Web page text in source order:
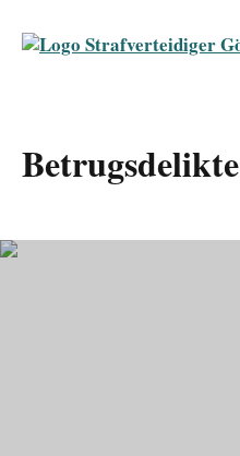
Betrugsdelikte